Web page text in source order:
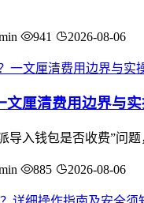
941 2026-08-06
文厘清费用边界与
导入钱包是否收费”问
885 2026-08-06